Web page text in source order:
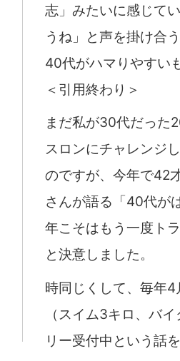
志」みたいに感じて
うね」と声を掛け合
40代がハマりやすい
＜引用終わり＞
まだ私が30代だった
スロンにチャレンジ
のですが、今年で42
さんが語る「40代が
年こそはもう一度ト
と決意しました。
時同じくして、毎年
（スイム3キロ、バ
リー受付中という話